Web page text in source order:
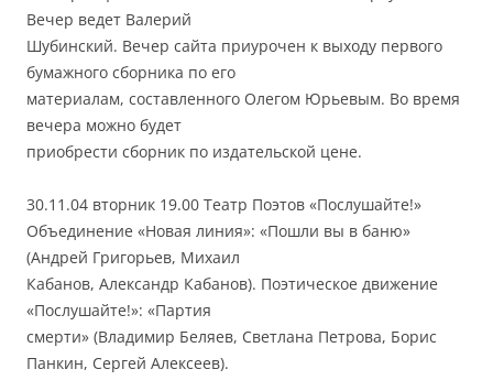
Вечер ведет Валерий
Шубинский. Вечер сайта приурочен к выходу первого
бумажного сборника по его
материалам, составленного Олегом Юрьевым. Во время
вечера можно будет
приобрести сборник по издательской цене.
30.11.04 вторник 19.00 Театр Поэтов «Послушайте!»
Объединение «Новая линия»: «Пошли вы в баню»
(Андрей Григорьев, Михаил
Кабанов, Александр Кабанов). Поэтическое движение
«Послушайте!»: «Партия
смерти» (Владимир Беляев, Светлана Петрова, Борис
Панкин, Сергей Алексеев).